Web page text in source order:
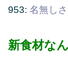
953: 名無し
新食材な